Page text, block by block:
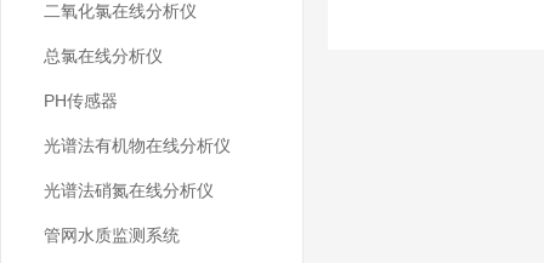
二氧化氯在线分析仪
总氯在线分析仪
PH传感器
光谱法有机物在线分析仪
光谱法硝氮在线分析仪
管网水质监测系统